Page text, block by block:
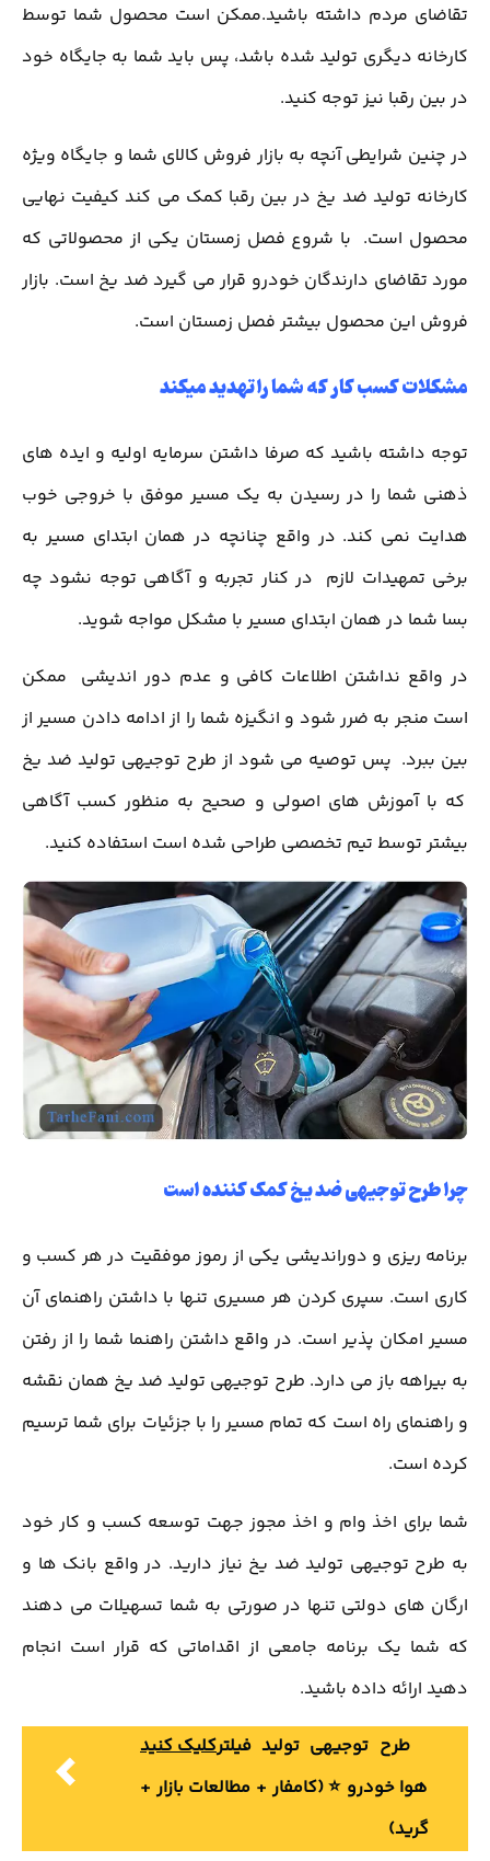
تقاضای مردم داشته باشید.ممکن است محصول شما توسط
کارخانه دیگری تولید شده باشد، پس باید شما به جایگاه خود
در بین رقبا نیز توجه کنید.
در چنین شرایطی آنچه به بازار فروش کالای شما و جایگاه ویژه
کارخانه تولید ضد یخ در بین رقبا کمک می کند کیفیت نهایی
محصول است. با شروع فصل زمستان يكي از محصولاتی كه
مورد تقاضاي دارندگان خودرو قرار مي گيرد ضد یخ است. بازار
فروش این محصول بیشتر فصل زمستان است.
مشکلات کسب کار که شما را تهدید میکند
توجه داشته باشید که صرفا داشتن سرمایه اولیه و ایده های
ذهنی شما را در رسیدن به یک مسیر موفق با خروجی خوب
هدایت نمی کند. در واقع چنانچه در همان ابتدای مسیر به
برخی تمهیدات لازم در کنار تجربه و آگاهی توجه نشود چه
بسا شما در همان ابتدای مسیر با مشکل مواجه شوید.
در واقع نداشتن اطلاعات کافی و عدم دور اندیشی ممکن
است منجر به ضرر شود و انگیزه شما را از ادامه دادن مسیر از
بین ببرد. پس توصیه می شود از طرح توجیهی تولید ضد یخ
که با آموزش های اصولی و صحیح به منظور کسب آگاهی
بیشتر توسط تیم تخصصی طراحی شده است استفاده کنید.
چرا طرح توجیهی ضد یخ کمک کننده است
برنامه ریزی و دوراندیشی یکی از رموز موفقیت در هر کسب و
کاری است. سپری کردن هر مسیری تنها با داشتن راهنمای آن
مسیر امکان پذیر است. در واقع داشتن راهنما شما را از رفتن
به بیراهه باز می دارد. طرح توجیهی تولید ضد یخ همان نقشه
و راهنمای راه است که تمام مسیر را با جزئیات برای شما ترسیم
کرده است.
شما برای اخذ وام و اخذ مجوز جهت توسعه کسب و کار خود
به طرح توجیهی تولید ضد یخ نیاز دارید. در واقع بانک ها و
ارگان های دولتی تنها در صورتی به شما تسهیلات می دهند
که شما یک برنامه جامعی از اقداماتی که قرار است انجام
دهید ارائه داده باشید.
کلیک کنیدطرح توجیهی تولید فیلتر
هوا خودرو ⭐️ (کامفار + مطالعات بازار +
گرید)